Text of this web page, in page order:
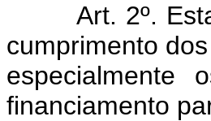
Art. 2º. Esta
cumprimento
especialmente
financiamento